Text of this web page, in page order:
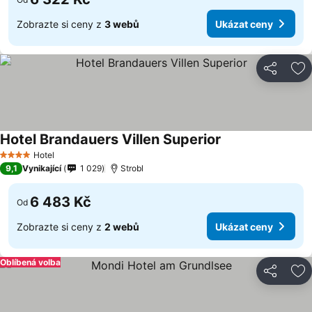
Zobrazte si ceny z 3 webů Ukázat ceny
Sdílet
4 Počet hvězdiček
Hotel
Hotel Brandauers Villen Superior
9,1 Vynikající 1 029 Strobl
Od 6 483 Kč
Zobrazte si ceny z 2 webů Ukázat ceny
Sdílet
Oblíbená volba